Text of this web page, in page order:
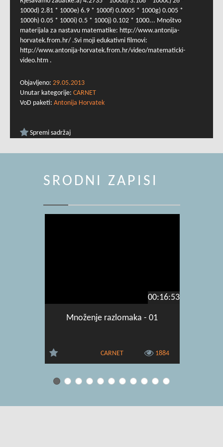
1000d) 2.81 * 1000e) 6.9 * 1000f) 0.0005 * 1000g) 0.005 *
1000h) 0.05 * 1000i) 0.5 * 1000j) 0.102 * 1000... Mnoštvo
materijala za nastavu matematike: http://www.antonija-
horvatek.from.hr/ .Svi moji edukativni filmovi:
http://www.antonija-horvatek.from.hr/video/matematicki-
video.htm .
Objavljeno: 29.05.2013
Unutar kategorije: CARNET
VoD paketi: Antonija Horvatek
Spremi sadržaj
SRODNI ZAPISI
00:16:53
Množenje razlomaka - 01
CARNET 1884